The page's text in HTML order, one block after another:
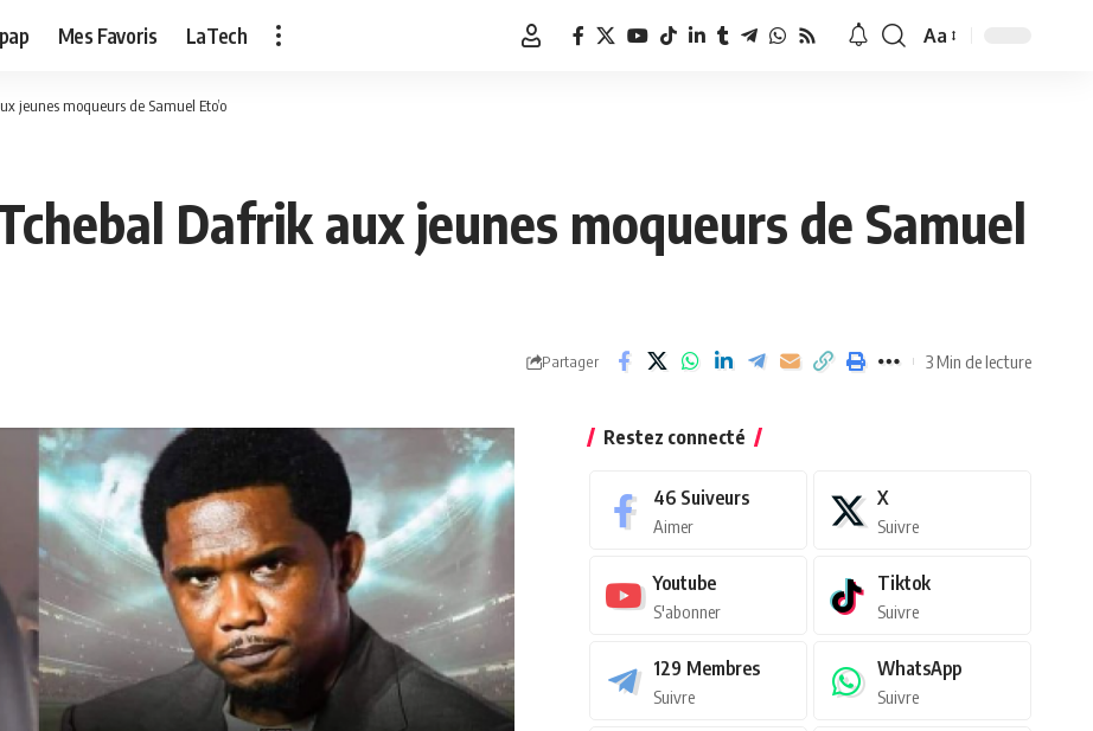
Mes Favoris LaTech
Redimensionner
Aa
jeunes moqueurs de Samuel Eto’o
Dafrik aux jeunes moqueurs de Samuel
Partager 3 Min de lecture
Restez connecté
46 Suiveurs
Aimer
X
Suivre
Youtube
S'abonner
Tiktok
Suivre
129 Membres
Suivre
WhatsApp
Suivre